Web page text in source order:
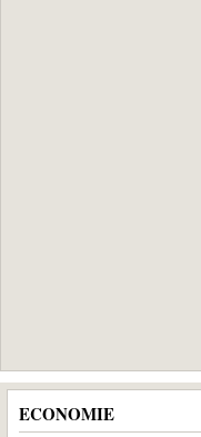
ECONOMIE